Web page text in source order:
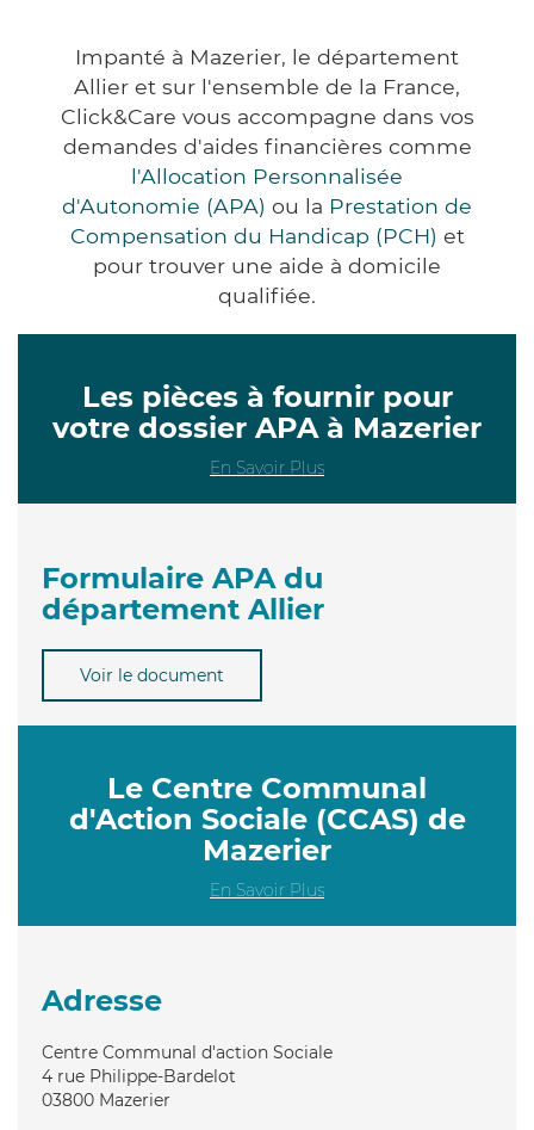
Impanté à Mazerier, le département
Allier et sur l'ensemble de la France,
Click&Care vous accompagne dans vos
demandes d'aides financières comme
l'Allocation Personnalisée
d'Autonomie (APA) ou la Prestation de
Compensation du Handicap (PCH) et
pour trouver une aide à domicile
qualifiée.
Les pièces à fournir pour
votre dossier APA à Mazerier
En Savoir Plus
Formulaire APA du
département Allier
Voir le document
Le Centre Communal
d'Action Sociale (CCAS) de
Mazerier
En Savoir Plus
Adresse
Centre Communal d'action Sociale
4 rue Philippe-Bardelot
03800 Mazerier